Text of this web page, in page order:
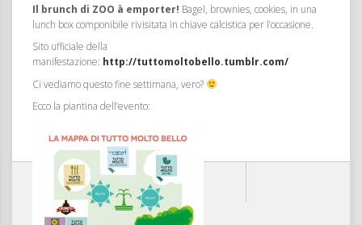
Il brunch di ZOO à emporter! Bagel, brownies, cookies, in una
lunch box componibile rivisitata in chiave calcistica per l’occasione.
Sito ufficiale della
manifestazione: http://tuttomoltobello.tumblr.com/
Ci vediamo questo fine settimana, vero?
Ecco la piantina dell’evento: